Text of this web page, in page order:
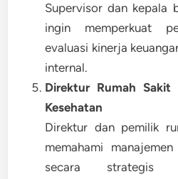
Supervisor dan kepala
ingin memperkuat
evaluasi kinerja
internal.
Direktur Rumah
Kesehatan
Direktur dan pemilik
memahami
secara strategis